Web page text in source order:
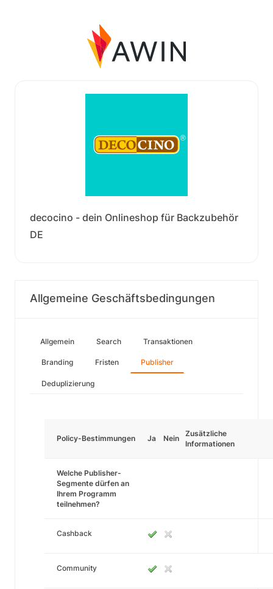
decocino - dein Onlineshop für Backzubehör
DE
Allgemeine Geschäftsbedingungen
Allgemein Search Transaktionen
Branding Fristen Publisher
Deduplizierung
Policy-Bestimmungen Ja Nein
Zusätzliche
Informationen
Welche Publisher-
Segmente dürfen an
Ihrem Programm
teilnehmen?
Cashback
Community